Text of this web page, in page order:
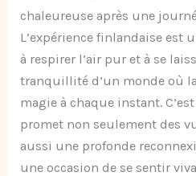
chaleureuse après une
L’expérience finlandaise est
à respirer l’air pur et à se
tranquillité d’un monde où
magie à chaque instant.
promet non seulement des
aussi une profonde
une occasion de se sentir